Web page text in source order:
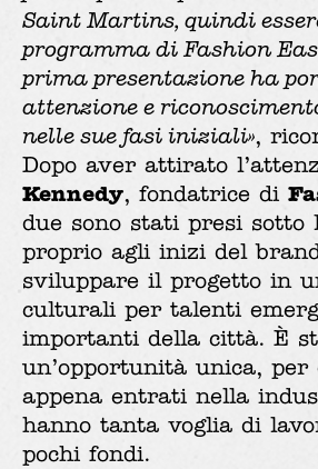
Saint Martins, quindi
programma di Fashion
prima presentazione ha
attenzione e
nelle sue fasi iniziali»,
Dopo aver attirato
Kennedy, fondatrice di
due sono stati presi sotto
proprio agli inizi del
sviluppare il progetto in
culturali per talenti
importanti della città. È
un’opportunità unica, per
appena entrati nella
hanno tanta voglia di
pochi fondi.